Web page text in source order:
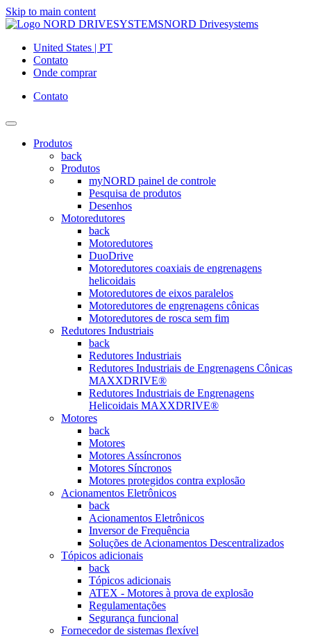
Skip to main content
NORD Drivesystems
United States | PT
Contato
Onde comprar
Contato
Produtos
back
Produtos
myNORD painel de controle
Pesquisa de produtos
Desenhos
Motoredutores
back
Motoredutores
DuoDrive
Motoredutores coaxiais de engrenagens
helicoidais
Motoredutores de eixos paralelos
Motoredutores de engrenagens cônicas
Motoredutores de rosca sem fim
Redutores Industriais
back
Redutores Industriais
Redutores Industriais de Engrenagens Cônicas
MAXXDRIVE®
Redutores Industriais de Engrenagens
Helicoidais MAXXDRIVE®
Motores
back
Motores
Motores Assíncronos
Motores Síncronos
Motores protegidos contra explosão
Acionamentos Eletrônicos
back
Acionamentos Eletrônicos
Inversor de Frequência
Soluções de Acionamentos Descentralizados
Tópicos adicionais
back
Tópicos adicionais
ATEX - Motores à prova de explosão
Regulamentações
Segurança funcional
Fornecedor de sistemas flexível